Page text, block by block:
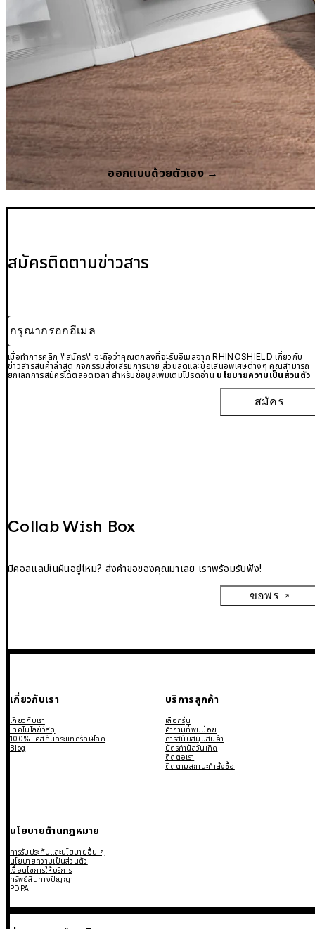
ออกแบบด้วยตัวเอง →
สมัครติดตามข่าวสาร
กรุณากรอกอีเมล
เมื่อทำการคลิก \"สมัคร\" จะถือว่าคุณตกลงที่จะรับอีเมลจาก RHINOSHIELD เกี่ยวกับ
ข่าวสารสินค้าล่าสุด กิจกรรมส่งเสริมการขาย ส่วนลดและข้อเสนอพิเศษต่างๆ คุณสามารถ
ยกเลิกการสมัครได้ตลอดเวลา สำหรับข้อมูลเพิ่มเติมโปรดอ่าน นโยบายความเป็นส่วนตัว
สมัคร
Collab Wish Box
มีคอลแลปในฝันอยู่ไหม? ส่งคำขอของคุณมาเลย เราพร้อมรับฟัง!
ขอพร
เกี่ยวกับเรา
เกี่ยวกับเรา
เทคโนโลยีวัสดุ
100% เคสกันกระแทกรักษ์โลก
Blog
บริการลูกค้า
เลือกรุ่น
คำถามที่พบบ่อย
การสนับสนุนสินค้า
บัตรกำนัลวันเกิด
ติดต่อเรา
ติดตามสถานะคำสั่งซื้อ
นโยบายด้านกฎหมาย
การรับประกันและนโยบายอื่น ๆ
นโยบายความเป็นส่วนตัว
เงื่อนไขการให้บริการ
ทรัพย์สินทางปัญญา
PDPA